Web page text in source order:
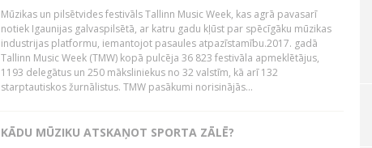
Mūzikas un pilsētvides festivāls Tallinn Music Week, kas agrā pavasarī
notiek Igaunijas galvaspilsētā, ar katru gadu kļūst par spēcīgāku mūzikas
industrijas platformu, iemantojot pasaules atpazīstamību.2017. gadā
Tallinn Music Week (TMW) kopā pulcēja 36 823 festivāla apmeklētājus,
1193 delegātus un 250 māksliniekus no 32 valstīm, kā arī 132
starptautiskos žurnālistus. TMW pasākumi norisinājās...
KĀDU MŪZIKU ATSKAŅOT SPORTA ZĀLĒ?